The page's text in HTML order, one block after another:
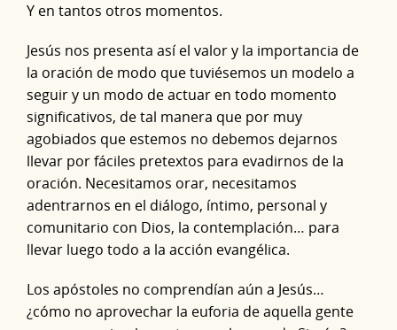
Y en tantos otros momentos.
Jesús nos presenta así el valor y la importancia de
la oración de modo que tuviésemos un modelo a
seguir y un modo de actuar en todo momento
significativos, de tal manera que por muy
agobiados que estemos no debemos dejarnos
llevar por fáciles pretextos para evadirnos de la
oración. Necesitamos orar, necesitamos
adentrarnos en el diálogo, íntimo, personal y
comunitario con Dios, la contemplación… para
llevar luego todo a la acción evangélica.
Los apóstoles no comprendían aún a Jesús…
¿cómo no aprovechar la euforia de aquella gente